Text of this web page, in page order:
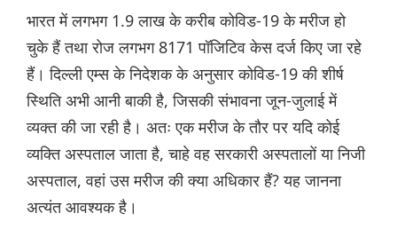
भारत में लगभग 1.9 लाख के करीब कोविड-19 के मरीज हो
चुके हैं तथा रोज लगभग 8171 पॉजिटिव केस दर्ज किए जा रहे
हैं। दिल्ली एम्स के निदेशक के अनुसार कोविड-19 की शीर्ष
स्थिति अभी आनी बाकी है, जिसकी संभावना जून-जुलाई में
व्यक्त की जा रही है। अतः एक मरीज के तौर पर यदि कोई
व्यक्ति अस्पताल जाता है, चाहे वह सरकारी अस्पतालों या निजी
अस्पताल, वहां उस मरीज की क्या अधिकार हैं? यह जानना
अत्यंत आवश्यक है।